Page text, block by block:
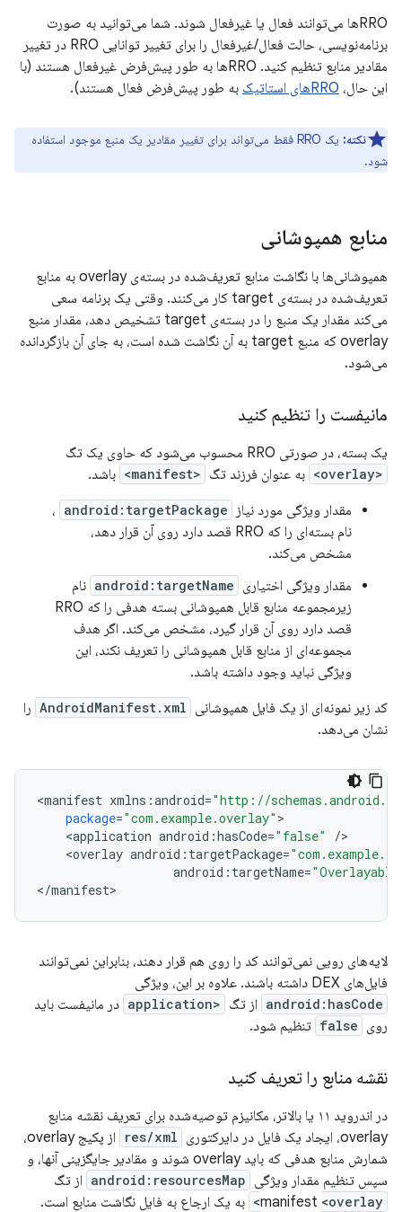
RROها می‌توانند فعال یا غیرفعال شوند. شما می‌توانید به صورت
برنامه‌نویسی، حالت فعال/غیرفعال را برای تغییر توانایی RRO در تغییر
مقادیر منابع تنظیم کنید. RROها به طور پیش‌فرض غیرفعال هستند (با
این حال، RROهای استاتیک به طور پیش‌فرض فعال هستند).
نکته:
یک RRO فقط می‌تواند برای تغییر مقادیر یک منبع موجود استفاده
شود.
منابع همپوشانی
همپوشانی‌ها با نگاشت منابع تعریف‌شده در بسته‌ی overlay به منابع
تعریف‌شده در بسته‌ی target کار می‌کنند. وقتی یک برنامه سعی
می‌کند مقدار یک منبع را در بسته‌ی target تشخیص دهد، مقدار منبع
overlay که منبع target به آن نگاشت شده است، به جای آن بازگردانده
می‌شود.
مانیفست را تنظیم کنید
یک بسته، در صورتی RRO محسوب می‌شود که حاوی یک تگ
<overlay> به عنوان فرزند تگ <manifest>
باشد.
مقدار ویژگی مورد نیاز
android:targetPackage ،
نام بسته‌ای را که RRO قصد دارد روی آن قرار دهد،
مشخص می‌کند.
مقدار ویژگی اختیاری android:targetName نام
زیرمجموعه منابع قابل همپوشانی بسته هدفی را که RRO
قصد دارد روی آن قرار گیرد، مشخص می‌کند. اگر هدف
مجموعه‌ای از منابع قابل همپوشانی را تعریف نکند، این
ویژگی نباید وجود داشته باشد.
کد زیر نمونه‌ای از یک فایل همپوشانی AndroidManifest.xml را
نشان می‌دهد.
<manifest xmlns :android="http://
package="com.example.overlay"
<application android :hasCode="false" /
<overlay android : targetPackage=
android : targetName=
</manifest
لایه‌های رویی نمی‌توانند کد را روی هم قرار دهند، بنابراین نمی‌توانند
فایل‌های DEX داشته باشند. علاوه بر این، ویژگی
android:hasCode از تگ <application
در مانیفست باید
روی false تنظیم شود.
نقشه منابع را تعریف کنید
در اندروید ۱۱ یا بالاتر، مکانیزم توصیه‌شده برای تعریف نقشه منابع
overlay، ایجاد یک فایل در دایرکتوری
res/xml
از پکیج overlay،
شمارش منابع هدفی که باید overlay شوند و مقادیر جایگزینی آنها، و
سپس تنظیم مقدار ویژگی android:resourcesMap از تگ
manifest <overlay>
به یک ارجاع به فایل نگاشت منابع است.